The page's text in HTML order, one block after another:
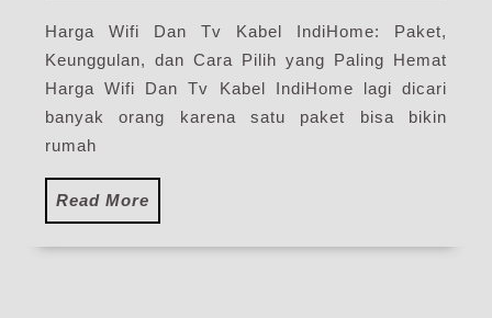
IndiHome
|
Harga
Paket
2026
Harga Wifi Dan Tv Kabel IndiHome: Paket,
Keunggulan, dan Cara Pilih yang Paling Hemat
Harga Wifi Dan Tv Kabel IndiHome lagi dicari
banyak orang karena satu paket bisa bikin
rumah
Read More
More